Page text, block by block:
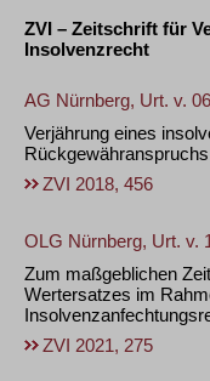
ZVI – Zeitschrift für
Insolvenzrecht
AG Nürnberg, Urt. v.
Verjährung eines
Rückgewähranspruchs
ZVI 2018, 456
OLG Nürnberg, Urt. v.
Zum maßgeblichen
Wertersatzes im
ZVI 2021, 275